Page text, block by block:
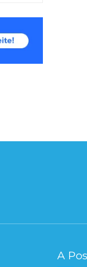
A